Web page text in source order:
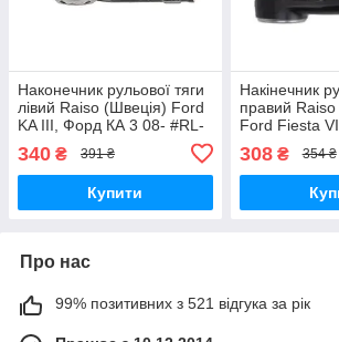
Наконечник рульової тяги
лівий Raiso (Швеція) Ford
KA III, Форд КА 3 08- #RL-
340 ₴ 391 ₴
Купити
Накінечник
правий
Ford Fiesta
Фієста 6 08-
UAPARKX17
308₴ 354 ₴
Про нас
99% позитивних з 521 відгука за рік